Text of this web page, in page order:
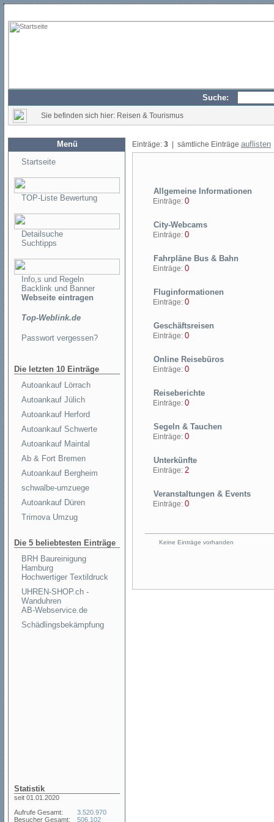
Suche:
Sie befinden sich hier: Reisen & Tourismus
Menü
Startseite
TOP-Liste Bewertung
Detailsuche
Suchtipps
Info,s und Regeln
Backlink und Banner
Webseite eintragen
Top-Weblink.de
Passwort vergessen?
Die letzten 10 Einträge
Autoankauf Lörrach
Autoankauf Jülich
Autoankauf Herford
Autoankauf Schwerte
Autoankauf Maintal
Ab & Fort Bremen
Autoankauf Bergheim
schwalbe-umzuege
Autoankauf Düren
Trimova Umzug
Die 5 beliebtesten Einträge
BRH Baureinigung
Hamburg
Hochwertiger Textildruck
UHREN-SHOP.ch -
Wanduhren
AB-Webservice.de
Schädlingsbekämpfung
Statistik
seit 01.01.2020
Aufrufe Gesamt:
Besucher Gesamt:
3.520.970
506.102
Einträge: 3 | sämtliche Einträge auflisten
Allgemeine Informationen
Einträge: 0
City-Webcams
Einträge: 0
Fahrpläne Bus & Bahn
Einträge: 0
Fluginformationen
Einträge: 0
Geschäftsreisen
Einträge: 0
Online Reisebüros
Einträge: 0
Reiseberichte
Einträge: 0
Segeln & Tauchen
Einträge: 0
Unterkünfte
Einträge: 2
Veranstaltungen & Events
Einträge: 0
Keine Einträge vorhanden